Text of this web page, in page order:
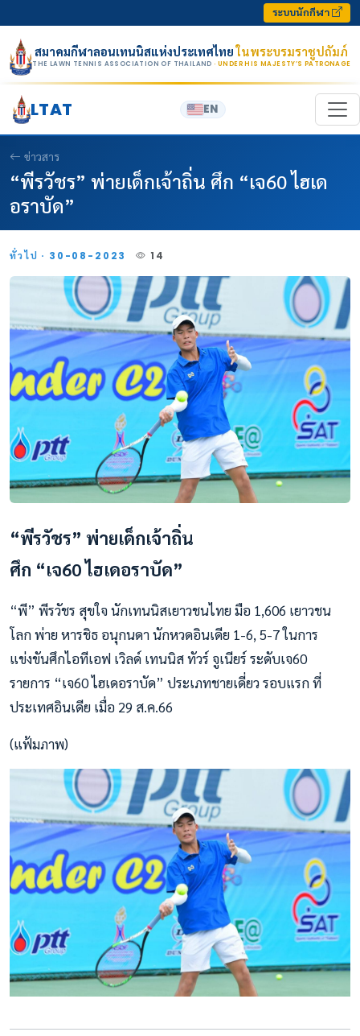
ระบบนักกีฬา
สมาคมกีฬาลอนเทนนิสแห่งประเทศไทยในพระบรมราชูปถัมภ์
THE LAWN TENNIS ASSOCIATION OF THAILAND · UNDER HIS MAJESTY’S PATRONAGE
LTAT EN
ข่าวสาร
“พีรวัชร” พ่ายเด็กเจ้าถิ่น ศึก “เจ60 ไฮเด
อราบัด”
ทั่วไป · 30-08-2023 14
“พีรวัชร” พ่ายเด็กเจ้าถิ่น
ศึก “เจ60 ไฮเดอราบัด”
“พี” พีรวัชร สุขใจ นักเทนนิสเยาวชนไทย มือ 1,606 เยาวชน
โลก พ่าย หารชิธ อนุกนดา นักหวดอินเดีย 1-6, 5-7 ในการ
แข่งขันศึกไอทีเอฟ เวิลด์ เทนนิส ทัวร์ จูเนียร์ ระดับเจ60
รายการ “เจ60 ไฮเดอราบัด” ประเภทชายเดี่ยว รอบแรก ที่
ประเทศอินเดีย เมื่อ 29 ส.ค.66
(แฟ้มภาพ)